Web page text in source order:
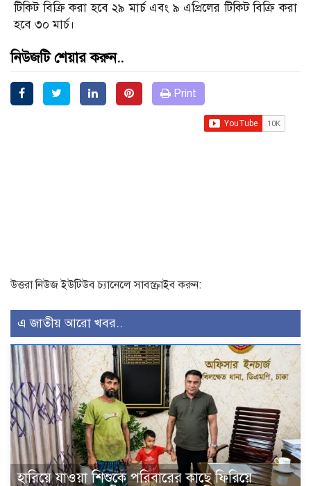
টিকিট বিক্রি করা হবে ২৯ মার্চ এবং ৯ এপ্রিলের টিকিট বিক্রি করা
হবে ৩০ মার্চ।
নিউজটি শেয়ার করুন..
Print
উত্তরা নিউজ ইউটিউব চ্যানেলে সাবস্ক্রাইব করুন:
এ জাতীয় আরো খবর..
হারিয়ে যাওয়া শিশুকে পরিবারের কাছে ফিরিয়ে